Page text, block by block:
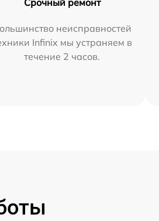
Срочный ремонт
неисправностей
Infinix мы устраняем в
течение 2 часов.